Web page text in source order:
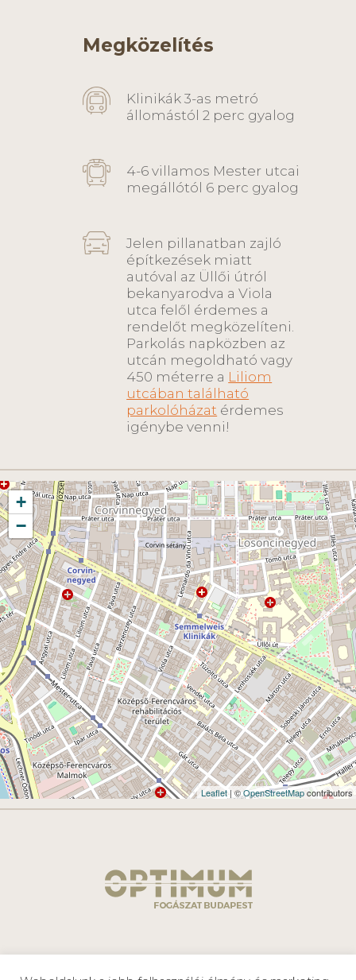
Megközelítés
Klinikák 3-as metró
állomástól 2 perc gyalog
4-6 villamos Mester utcai
megállótól 6 perc gyalog
Jelen pillanatban zajló
építkezések miatt
autóval az Üllői útról
bekanyarodva a Viola
utca felől érdemes a
rendelőt megközelíteni.
Parkolás napközben az
utcán megoldható vagy
450 méterre a Liliom
utcában található
parkolóházat érdemes
igénybe venni!
+
−
Leaflet| ©OpenStreetMapcontributors